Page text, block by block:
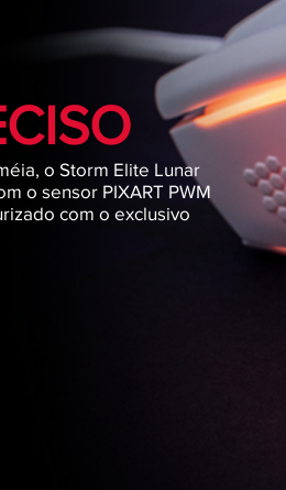
o Storm Elite Lunar
o sensor PIXART PWM
com o exclusivo